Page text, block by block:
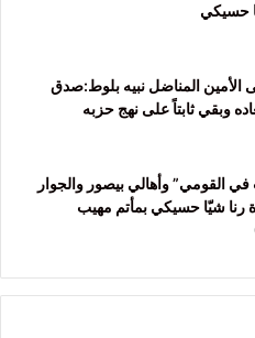
حسيكي
الأمين المناضل نبيه بلوط:صدق
وبقي ثابتاً على نهج حزبه
في القومي” وأهالي بيصور والجوار
رنا شيّا حسيكي بمأتم مهيب